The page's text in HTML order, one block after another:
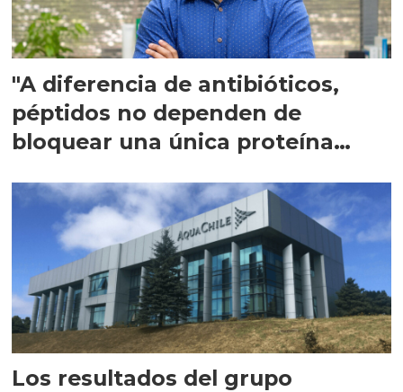
"A diferencia de antibióticos,
péptidos no dependen de
bloquear una única proteína
Los resultados del grupo